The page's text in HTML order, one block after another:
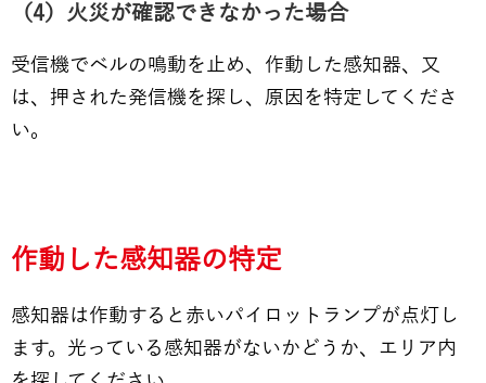
（4）火災が確認できなかった場合
受信機でベルの鳴動を止め、作動した感知器、又
は、押された発信機を探し、原因を特定してくださ
い。
作動した感知器の特定
感知器は作動すると赤いパイロットランプが点灯し
ます。光っている感知器がないかどうか、エリア内